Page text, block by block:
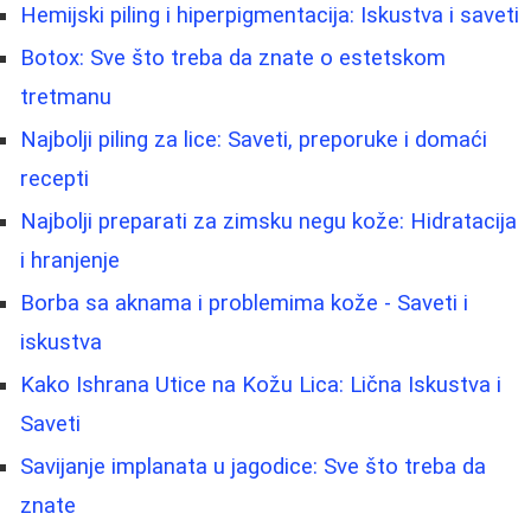
Hemijski piling i hiperpigmentacija: Iskustva i saveti
Botox: Sve što treba da znate o estetskom
tretmanu
Najbolji piling za lice: Saveti, preporuke i domaći
recepti
Najbolji preparati za zimsku negu kože: Hidratacija
i hranjenje
Borbа sa aknama i problemima kože - Saveti i
iskustva
Kako Ishrana Utice na Kožu Lica: Lična Iskustva i
Saveti
Savijanje implanata u jagodice: Sve što treba da
znate